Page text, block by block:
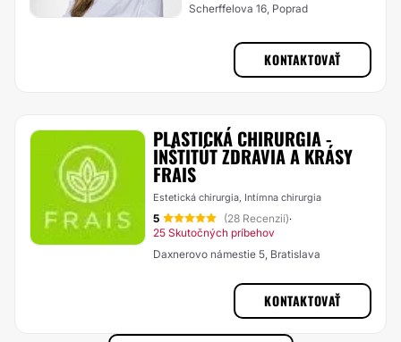
Scherffelova 16, Poprad
KONTAKTOVAŤ
PLASTICKÁ CHIRURGIA -
INŠTITÚT ZDRAVIA A KRÁSY
FRAIS
Estetická chirurgia, Intímna chirurgia
5 (28 Recenzií)·
25 Skutočných príbehov
Daxnerovo námestie 5, Bratislava
KONTAKTOVAŤ